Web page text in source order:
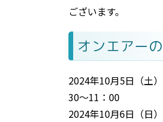
ございます。
オンエアー
2024年10月5日（土）
30〜11：00
2024年10月6日（日）